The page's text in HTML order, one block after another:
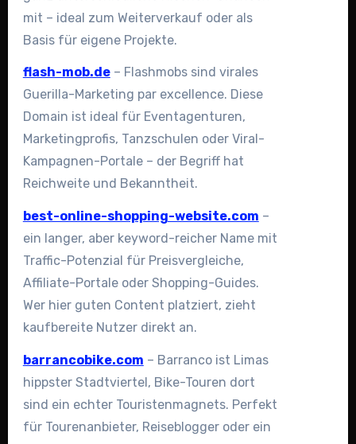
mit – ideal zum Weiterverkauf oder als
Basis für eigene Projekte.
flash-mob.de– Flashmobs sind virales
Guerilla-Marketing par excellence. Diese
Domain ist ideal für Eventagenturen,
Marketingprofis, Tanzschulen oder Viral-
Kampagnen-Portale – der Begriff hat
Reichweite und Bekanntheit.
best-online-shopping-website.com –
ein langer, aber keyword-reicher Name mit
Traffic-Potenzial für Preisvergleiche,
Affiliate-Portale oder Shopping-Guides.
Wer hier guten Content platziert, zieht
kaufbereite Nutzer direkt an.
barrancobike.com – Barranco ist Limas
hippster Stadtviertel, Bike-Touren dort
sind ein echter Touristenmagnets. Perfekt
für Tourenanbieter, Reiseblogger oder ein